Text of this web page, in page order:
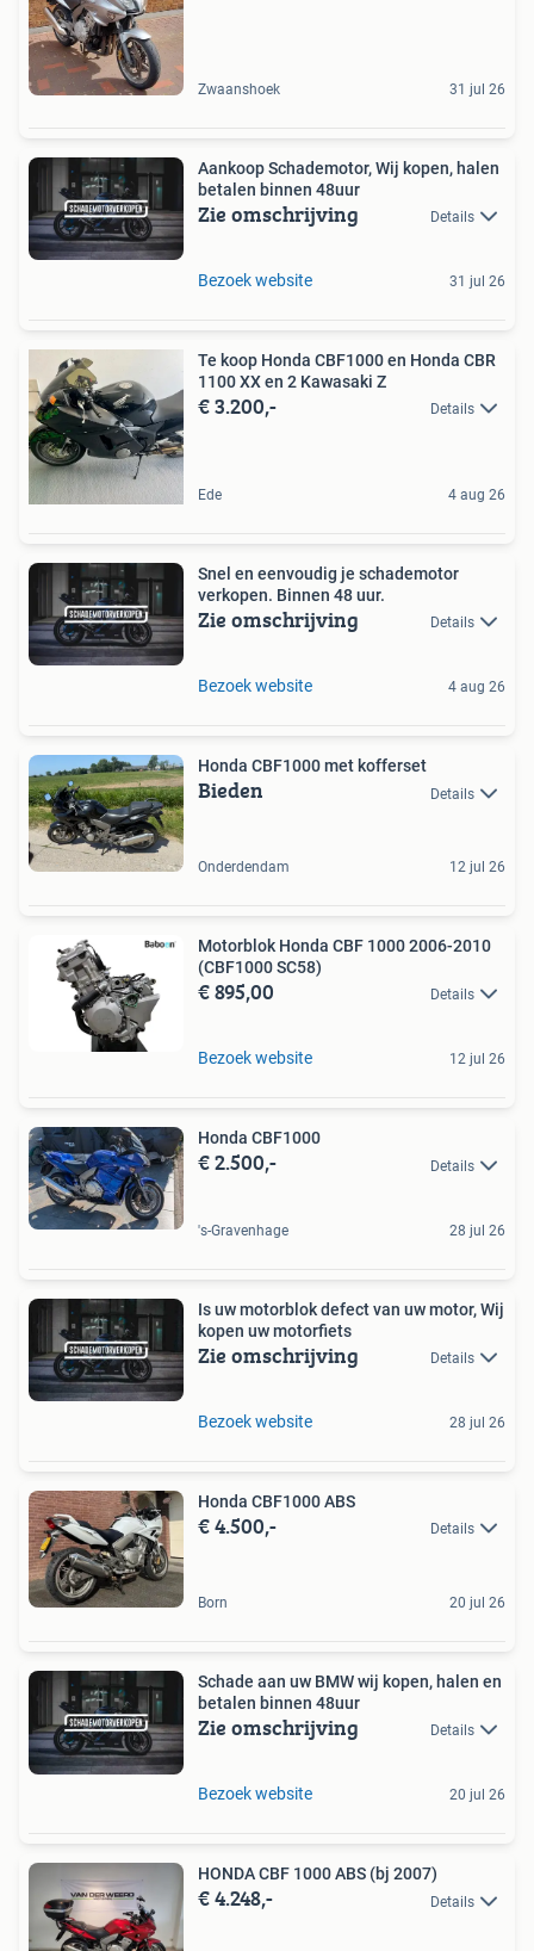
Zwaanshoek 31 jul 26
Aankoop Schademotor, Wij kopen, halen
betalen binnen 48uur
Zie omschrijving Details
Bezoek website 31 jul 26
Te koop Honda CBF1000 en Honda CBR
1100 XX en 2 Kawasaki Z
€ 3.200,- Details
Ede 4 aug 26
Snel en eenvoudig je schademotor
verkopen. Binnen 48 uur.
Zie omschrijving Details
Bezoek website 4 aug 26
Honda CBF1000 met kofferset
Bieden Details
Onderdendam 12 jul 26
Motorblok Honda CBF 1000 2006-2010
(CBF1000 SC58)
€ 895,00 Details
Bezoek website 12 jul 26
Honda CBF1000
€ 2.500,- Details
's-Gravenhage 28 jul 26
Is uw motorblok defect van uw motor, Wij
kopen uw motorfiets
Zie omschrijving Details
Bezoek website 28 jul 26
Honda CBF1000 ABS
€ 4.500,- Details
Born 20 jul 26
Schade aan uw BMW wij kopen, halen en
betalen binnen 48uur
Zie omschrijving Details
Bezoek website 20 jul 26
HONDA CBF 1000 ABS (bj 2007)
€ 4.248,- Details